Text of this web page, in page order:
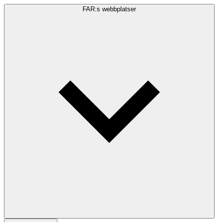
FAR:s webbplatser